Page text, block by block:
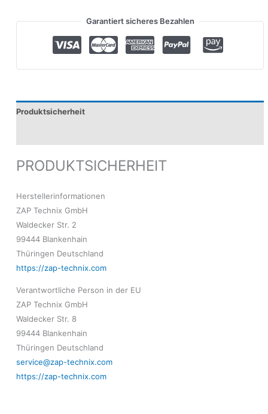
Garantiert sicheres Bezahlen
Produktsicherheit
PRODUKTSICHERHEIT
Herstellerinformationen
ZAP Technix GmbH
Waldecker Str. 2
99444 Blankenhain
Thüringen Deutschland
https://zap-technix.com
Verantwortliche Person in der EU
ZAP Technix GmbH
Waldecker Str. 8
99444 Blankenhain
Thüringen Deutschland
service@zap-technix.com
https://zap-technix.com